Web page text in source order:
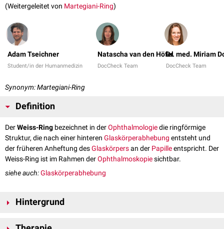
(Weitergeleitet von Martegiani-Ring)
Adam Tseichner
Student/in der Humanmedizin
Natascha van den Höfel
DocCheck Team
Dr. med. Miriam
DocCheck Team
Synonym: Martegiani-Ring
Definition
DerWeiss-Ring bezeichnet in derOphthalmologiedie ringförmige
Struktur, die nach einer hinteren Glaskörperabhebung entsteht und
der früheren Anheftung desGlaskörpersan der Papilleentspricht. Der
Weiss-Ring ist im Rahmen derOphthalmoskopiesichtbar.
siehe auch:Glaskörperabhebung
Hintergrund